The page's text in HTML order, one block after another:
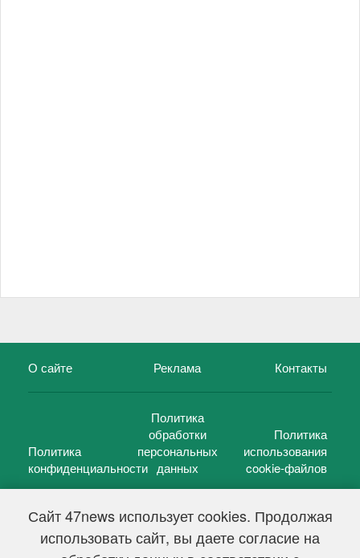
Сайт 47news использует cookies. Продолжая
использовать сайт, вы даете согласие на
О сайте Реклама Контакты
Политика
конфиденциальности
Политика
обработки
персональных
данных
Политика
использования
cookie-файлов
47 новостей (47 news)2005 — 2026 г.